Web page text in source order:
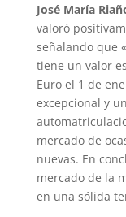
José María
valoró
señalando que
tiene un valor
Euro el 1 de
excepcional y
mercado de
nuevas. En
mercado de la
en una sólida